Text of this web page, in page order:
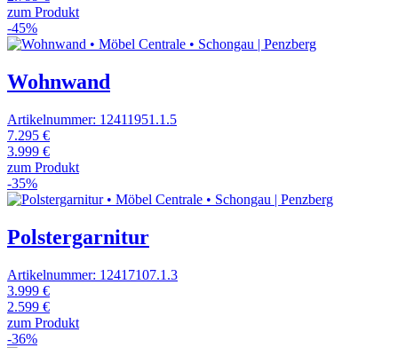
zum Produkt
-45%
Wohnwand
Artikelnummer: 12411951.1.5
7.295 €
3.999 €
zum Produkt
-35%
Polstergarnitur
Artikelnummer: 12417107.1.3
3.999 €
2.599 €
zum Produkt
-36%